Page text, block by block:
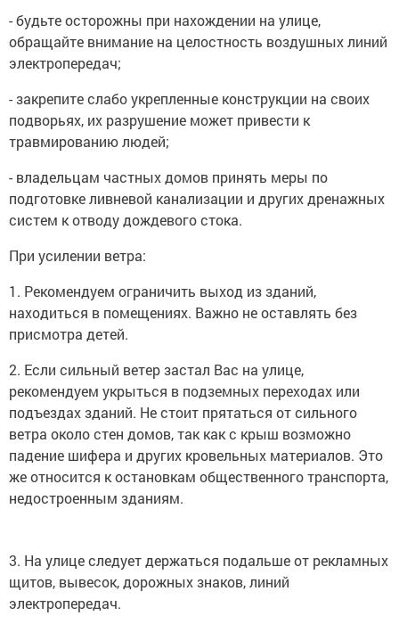
обращайте внимание на целостность воздушных линий
электропередач;
- закрепите слабо укрепленные конструкции на своих
подворьях, их разрушение может привести к
травмированию людей;
- владельцам частных домов принять меры по
подготовке ливневой канализации и других дренажных
систем к отводу дождевого стока.
При усилении ветра:
1. Рекомендуем ограничить выход из зданий,
находиться в помещениях. Важно не оставлять без
присмотра детей.
2. Если сильный ветер застал Вас на улице,
рекомендуем укрыться в подземных переходах или
подъездах зданий. Не стоит прятаться от сильного
ветра около стен домов, так как с крыш возможно
падение шифера и других кровельных материалов. Это
же относится к остановкам общественного транспорта,
недостроенным зданиям.
щитов, вывесок, дорожных знаков, линий
электропередач.
4. Нельзя находиться вблизи крупных деревьев, а также